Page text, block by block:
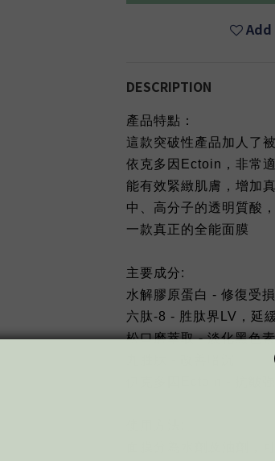
DESCRIPTION
產品特點：
這款突破性產品加人了
依克多因Ectoin，非常
能有效緊緻肌膚，增加
中、高分子的透明質酸
一款真正的全能面膜
主要成分:
水解膠原蛋白 - 修復受
六肽-8 - 胜肽界LV，延
松口磨萃取 - 淡化黑色
面膜分為水劑及油劑，